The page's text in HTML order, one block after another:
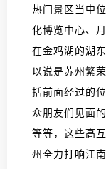
热门景区当中
化博览中心、
在金鸡湖的湖
以说是苏州繁
括前面经过的
众朋友们见面
等等，这些高
州全力打响江